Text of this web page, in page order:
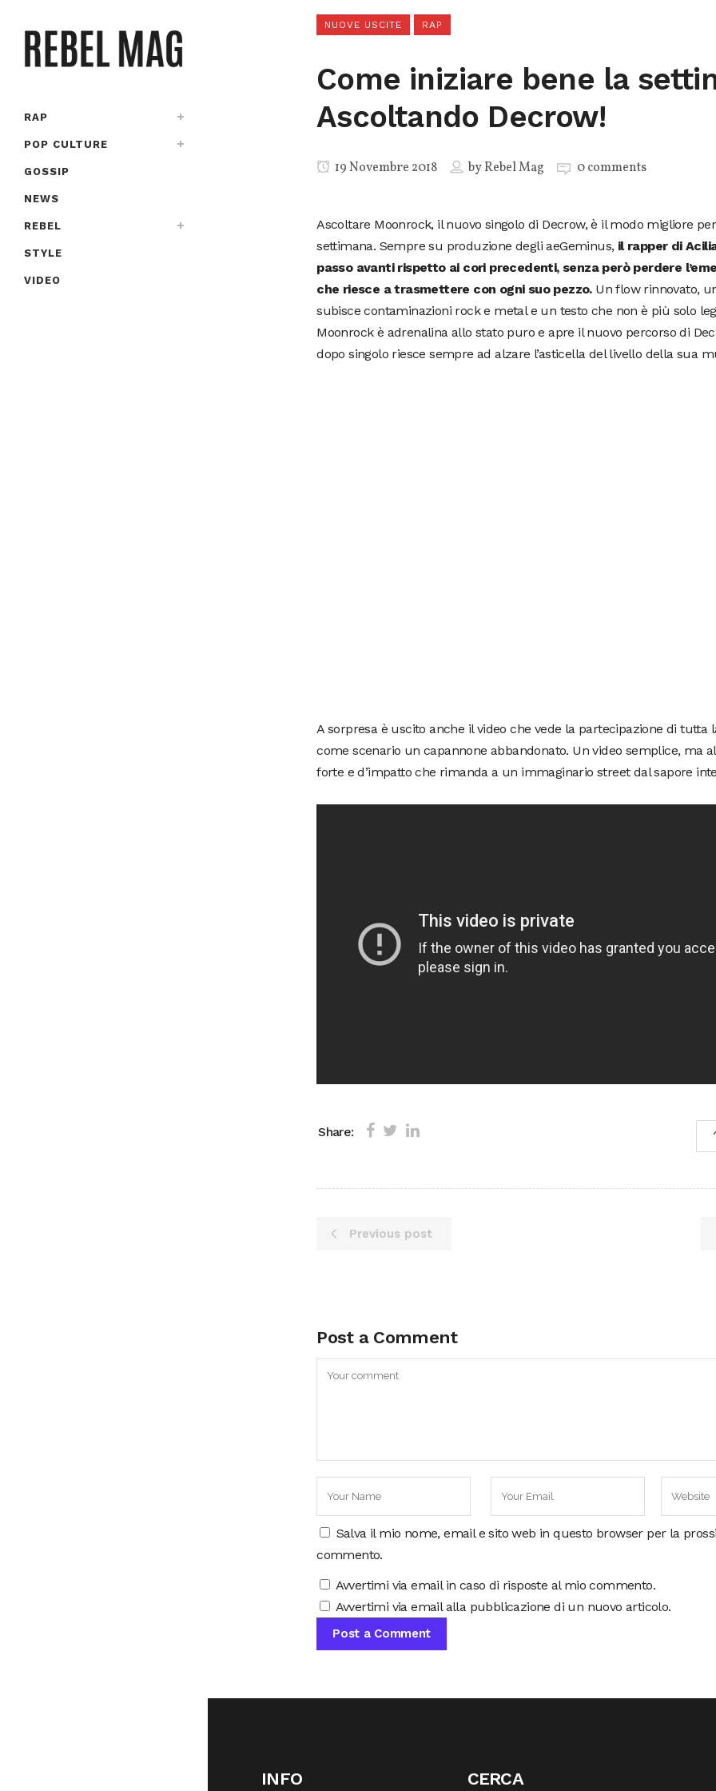
RAP
POP CULTURE
GOSSIP
NEWS
REBEL
STYLE
VIDEO
NUOVE USCITE RAP
Come iniziare bene la
Ascoltando Decrow!
19 Novembre 2018 byRebel Mag 0 comments
Ascoltare Moonrock, il nuovo singolo di Decrow, è il modo migliore
settimana. Sempre su produzione degli aeGeminus,il rapper di
passo avanti rispetto ai cori precedenti, senza però perdere
che riesce a trasmettere con ogni suo pezzo.Un flow rinnovato,
subisce contaminazioni rock e metal e un testo che non è più solo
Moonrock è adrenalina allo stato puro e apre il nuovo percorso di
dopo singolo riesce sempre ad alzare l’asticella del livello della sua
A sorpresa è uscito anche il video che vede la partecipazione di tutta
come scenario un capannone abbandonato. Un video semplice, ma
forte e d’impatto che rimanda a un immaginario street dal sapore
Share:
Previous post
Post a Comment
Salva il mio nome, email e sito web in questo browser per la
commento.
Avvertimi via email in caso di risposte al mio commento.
Avvertimi via email alla pubblicazione di un nuovo articolo.
INFO CERCA